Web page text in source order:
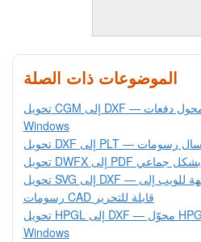
الموضوعات ذات الصلة
تحويل CGM إلى DXF — محول دفعات CGM إلى DXF لنظام
Windows
تحويل DWFX إلى PDF بشكل جماعي
تحويل SVG إلى DXF — حوّل الرسومات المتجهة للويب إلى
رسومات CAD قابلة للتحرير
تحويل HPGL إلى DXF — محوّل HPGL إلى DXF دفعي لنظام
Windows